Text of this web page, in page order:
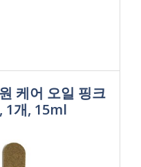
케어 오일 핑크
1개, 15ml